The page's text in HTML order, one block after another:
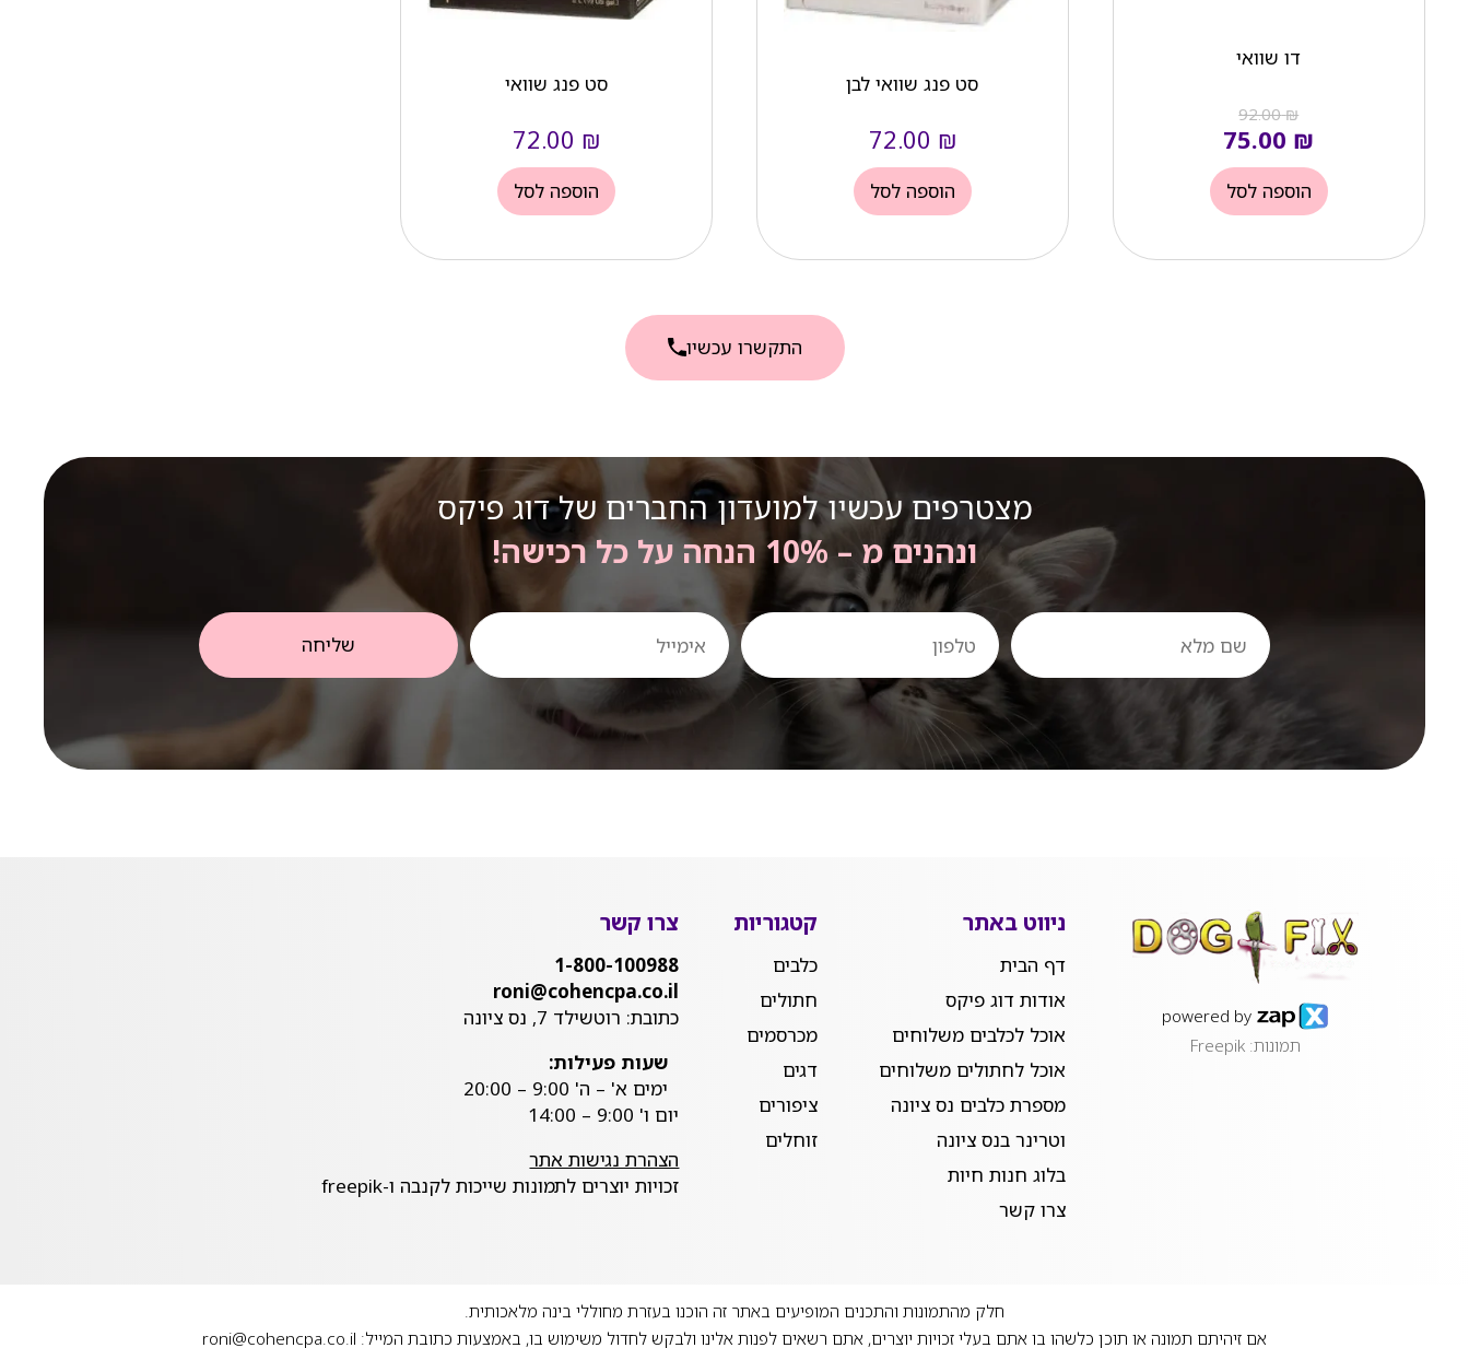
דו שוואי
₪
92.00
₪
הוספה לסל
סט פנג שוואי לבן
₪
הוספה לסל
סט פנג שוואי
₪
הוספה לסל
התקשרו עכשיו
מצטרפים עכשיו למועדון החברים של דוג פיקס
ונהנים מ – 10% הנחה על כל רכישה!
שם
מלא
טלפון
אימייל
שליחה
powered by
תמונות: Freepik
ניווט באתר
דף הבית
אודות דוג פיקס
אוכל לכלבים משלוחים
אוכל לחתולים משלוחים
מספרת כלבים נס ציונה
וטרינר בנס ציונה
בלוג חנות חיות
צרו קשר
קטגוריות
כלבים
חתולים
מכרסמים
דגים
ציפורים
זוחלים
צרו קשר
1-800-100988
roni@cohencpa.co.il
כתובת: רוטשילד 7, נס ציונה
שעות פעילות:
ימים א' – ה' 9:00 – 20:00
יום ו' 9:00 – 14:00
הצהרת נגישות אתר
זכויות יוצרים לתמונות שייכות לקנבה ו-freepik
חלק מהתמונות והתכנים המופיעים באתר זה הוכנו בעזרת מחוללי בינה מלאכותית.
אם זיהיתם תמונה או תוכן כלשהו בו אתם בעלי זכויות יוצרים, אתם רשאים לפנות אלינו ולבקש לחדול משימוש בו, באמצעות כתובת המייל: roni@cohencpa.co.il